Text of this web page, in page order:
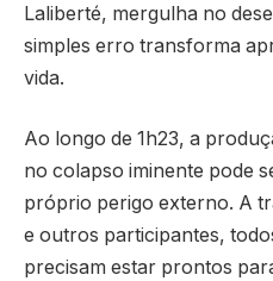
Laliberté, mergulha no
simples erro transforma
vida.
Ao longo de 1h23, a
no colapso iminente pode
próprio perigo externo. A
e outros participantes,
precisam estar prontos